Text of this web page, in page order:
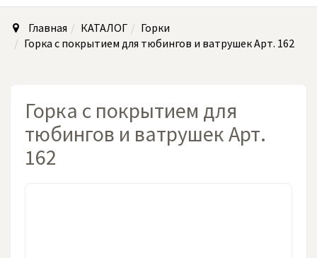
Главная КАТАЛОГ
Горки
Горка с покрытием для тюбингов и ватрушек Арт. 162
Горка с покрытием для
тюбингов и ватрушек Арт.
162